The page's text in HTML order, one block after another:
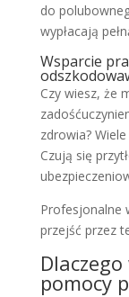
do
wypłacają
Wsparcie
Czy wiesz, że
zdrowia?
Czują się
Profesjonalne
przejść przez
pomocy